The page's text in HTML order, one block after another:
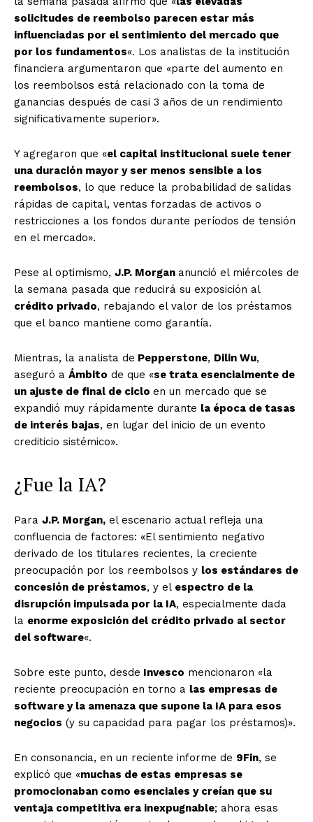
solicitudes de reembolso parecen estar más
influenciadas por el sentimiento del mercado que
por los fundamentos«. Los analistas de la institución
financiera argumentaron que «parte del aumento en
los reembolsos está relacionado con la toma de
ganancias después de casi 3 años de un rendimiento
significativamente superior».
Y agregaron que «el capital institucional suele tener
una duración mayor y ser menos sensible a los
reembolsos, lo que reduce la probabilidad de salidas
rápidas de capital, ventas forzadas de activos o
restricciones a los fondos durante períodos de tensión
en el mercado».
Pese al optimismo, J.P. Morgan anunció el miércoles de
la semana pasada que reducirá su exposición al
crédito privado, rebajando el valor de los préstamos
que el banco mantiene como garantía.
Mientras, la analista de Pepperstone, Dilin Wu,
aseguró a Ámbito de que «se trata esencialmente de
un ajuste de final de ciclo en un mercado que se
expandió muy rápidamente durante la época de tasas
de interés bajas, en lugar del inicio de un evento
crediticio sistémico».
¿Fue la IA?
Para J.P. Morgan, el escenario actual refleja una
confluencia de factores: «El sentimiento negativo
derivado de los titulares recientes, la creciente
preocupación por los reembolsos y los estándares de
concesión de préstamos, y el espectro de la
disrupción impulsada por la IA, especialmente dada
la enorme exposición del crédito privado al sector
del software«.
Sobre este punto, desde Invesco mencionaron «la
reciente preocupación en torno a las empresas de
software y la amenaza que supone la IA para esos
negocios (y su capacidad para pagar los préstamos)».
En consonancia, en un reciente informe de 9Fin, se
explicó que «muchas de estas empresas se
promocionaban como esenciales y creían que su
ventaja competitiva era inexpugnable; ahora esas